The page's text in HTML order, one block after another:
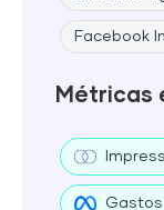
Facebook
Métricas
Gastos